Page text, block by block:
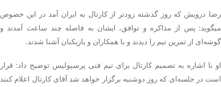
رضا درویش که روز گذشته زودتر از کارتال به ایران آمد در این خصوص
میگوید: پس از مذاکره و توافق، ایشان به فاصله چند ساعت آمدند و
گوشه‌ای از تمرین تیم را دیدند و با همکاران و بازیکنان آشنا شدند.
او با اشاره به تصمیم کارتال برای تیم فنی پرسپولیس توضیح داد: قرار
است در جلسه‌ای که روز دوشنبه برگزار خواهد شد آقای کارتال اعلام کنند